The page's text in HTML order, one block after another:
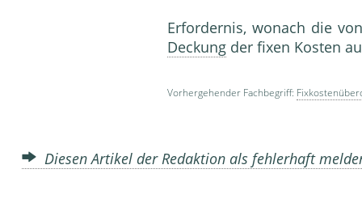
Erfordernis, wonach die
Deckung der fixen Kosten
Vorhergehender Fachbegriff:
Diesen Artikel der Redaktion als fehlerhaft